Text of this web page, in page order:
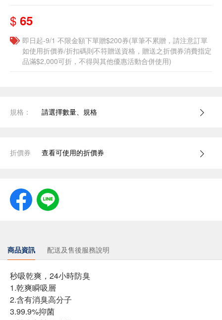
$ 65
即日起-9/1 不限金額下單贈$200券(單筆不累贈，請注意訂單
如使用折價券/折扣碼則不符贈送資格，贈送之折價券消費指定
品滿$2,000可折，不得與其他優惠活動合併使用)
規格： 請選擇數量、規格
折價券 查看可使用的折價券
商品資訊 配送及售後服務說明
秒吸乾爽，24小時防臭
1.乾爽瞬吸層
2.含有消臭高分子
3.99.9%抑菌